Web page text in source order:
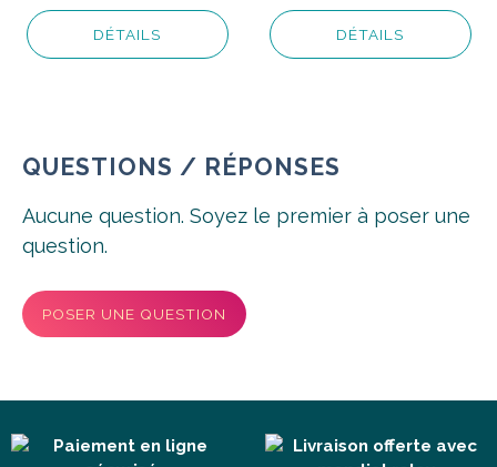
DÉTAILS DÉTAILS
QUESTIONS / RÉPONSES
Aucune question. Soyez le premier à poser une
question.
POSER UNE QUESTION